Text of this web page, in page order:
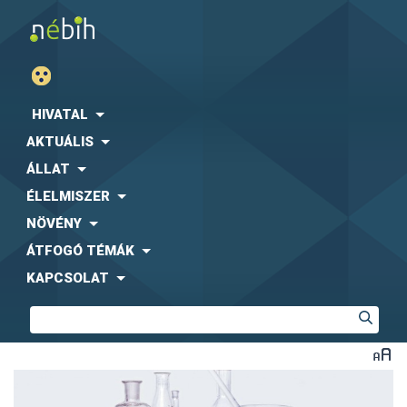
HIVATAL
AKTUÁLIS
ÁLLAT
ÉLELMISZER
NÖVÉNY
ÁTFOGÓ TÉMÁK
KAPCSOLAT